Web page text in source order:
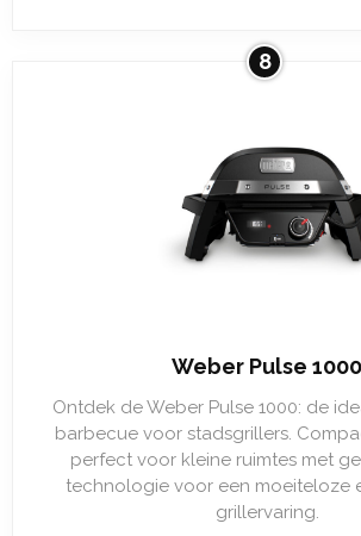
8
Weber Pulse 1000
Ontdek de Weber Pulse 1000: de
barbecue voor stadsgrillers.
perfect voor kleine ruimtes met
technologie voor een moeiteloze
grillervaring.